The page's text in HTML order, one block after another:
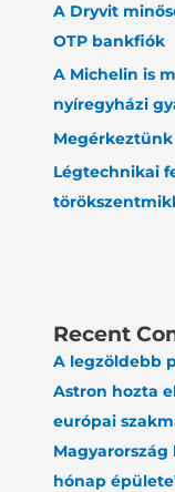
A Dryvit
OTP bankfiók
A Michelin is
nyíregyházi
Megérkeztünk
Légtechnikai
Recent
A legzöldebb
Astron hozta
európai
hónap